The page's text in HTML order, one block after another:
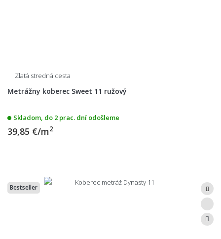
Zlatá stredná cesta
Metrážny koberec Sweet 11 ružový
Skladom, do 2 prac. dní odošleme
39,85 €/m2
Bestseller